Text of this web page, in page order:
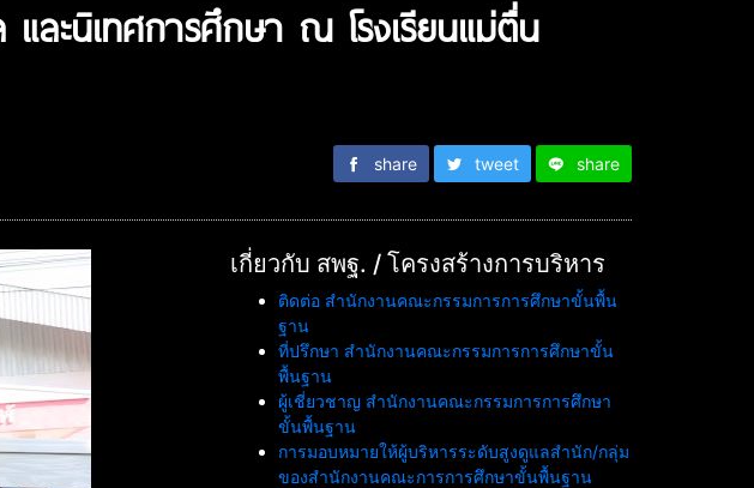
ละนิเทศการศึกษา ณ โรงเรียนแม่ตื่น
share tweet share
เกี่ยวกับ สพฐ. / โครงสร้างการบริหาร
ติดต่อ สำนักงานคณะกรรมการการศึกษาขั้นพื้น
ฐาน
ที่ปรึกษา สำนักงานคณะกรรมการการศึกษาขั้น
พื้นฐาน
ผู้เชี่ยวชาญ สำนักงานคณะกรรมการการศึกษา
ขั้นพื้นฐาน
การมอบหมายให้ผู้บริหารระดับสูงดูแลสำนัก/กลุ่ม
ของสำนักงานคณะการการศึกษาขั้นพื้นฐาน